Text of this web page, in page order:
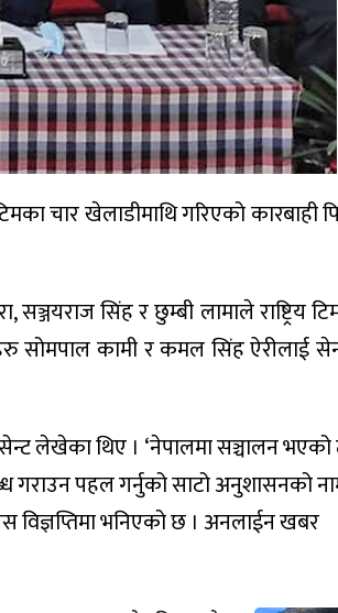
चार खेलाडीमाथि गरिएको कारबाही
सिंह र छुम्बी लामाले राष्ट्रिय
सोमपाल कामी र कमल सिंह ऐरीलाई
लेखेका थिए । ‘नेपालमा सञ्चालन भएको
गराउन पहल गर्नुको साटो अनुशासनको
विज्ञप्तिमा भनिएको छ । अनलाईन खबर